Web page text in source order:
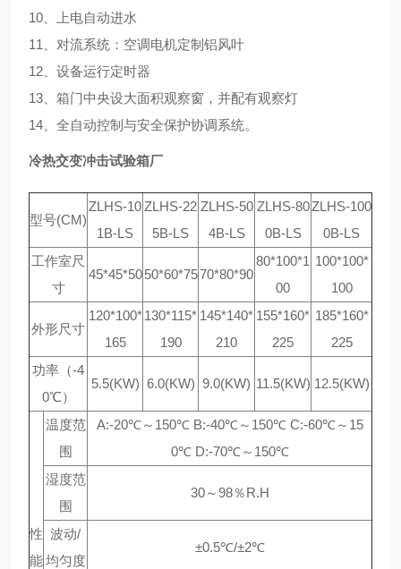
10、上电自动进水
11、对流系统：空调电机定制铝风叶
12、设备运行定时器
13、箱门中央设大面积观察窗，并配有观察灯
14、全自动控制与安全保护协调系统。
冷热交变冲击试验箱厂
型号(CM)
ZLHS-10
1B-LS
ZLHS-22
5B-LS
ZLHS-50
4B-LS
ZLHS-80
0B-LS
ZLHS-100
0B-LS
工作室尺
寸
45*45*50 50*60*7570*80*90
80*100*1
00
100*100*
100
外形尺寸
120*100*
165
130*115*
190
145*140*
210
155*160*
225
185*160*
225
功率（-4
0℃）
5.5(KW) 6.0(KW) 9.0(KW) 11.5(KW) 12.5(KW)
性
能
温度范
围
A:-20℃～150℃ B:-40℃～150℃ C:-60℃～15
0℃ D:-70℃～150℃
湿度范
围
30～98％R.H
波动/
均匀度
±0.5℃/±2℃